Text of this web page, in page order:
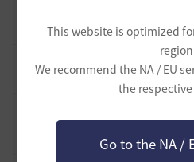
This website is optimized
We recommend the NA / EU
the
Go to the NA /
0 1K 黒い砂漠 8
8
[開催中のイベント] 今週のイ
黒い砂漠
43.2K 黒い砂漠